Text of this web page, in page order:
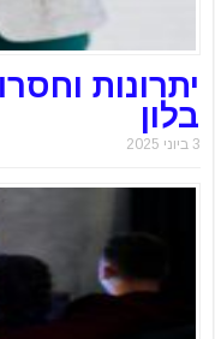
יתרונות
בלון
3 ביוני 2025